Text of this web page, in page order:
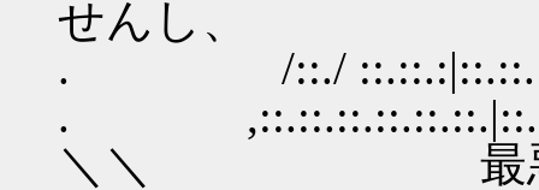
せんし、
. /::./
.
＼＼ 最悪、ル